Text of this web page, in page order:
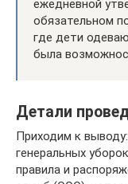
ежедневной
обязательном
где дети
была
Детали
Приходим к
генеральных
правила и